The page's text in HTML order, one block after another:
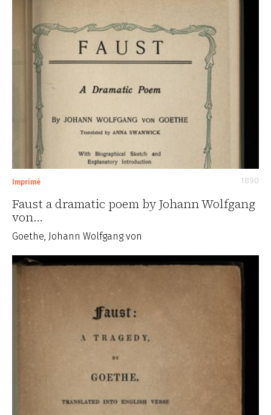
Imprimé 1890
Faust a dramatic poem by Johann Wolfgang
von…
Goethe, Johann Wolfgang von